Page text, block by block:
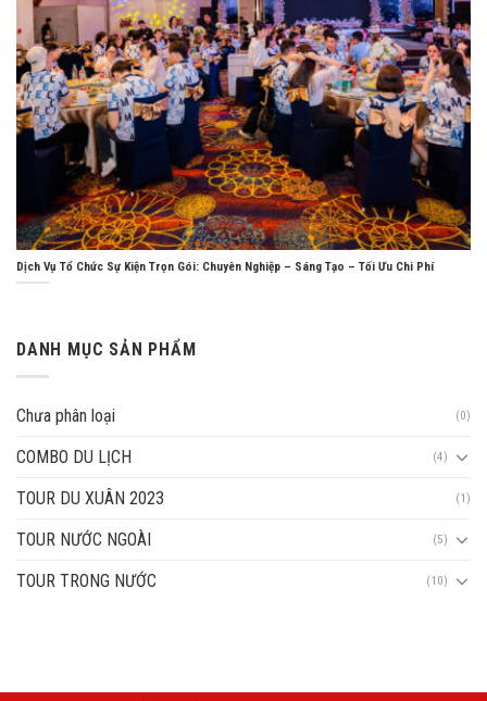
Dịch Vụ Tổ Chức Sự Kiện Trọn Gói: Chuyên Nghiệp – Sáng Tạo – Tối Ưu Chi Phí
DANH MỤC SẢN PHẨM
Chưa phân loại (0)
COMBO DU LỊCH (4)
TOUR DU XUÂN 2023 (1)
TOUR NƯỚC NGOÀI (5)
TOUR TRONG NƯỚC (10)